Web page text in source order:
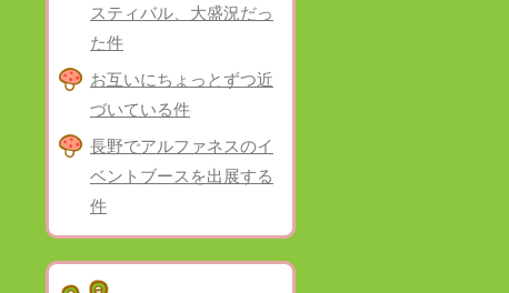
スティバル、大盛況だっ
た件
お互いにちょっとずつ近
づいている件
長野でアルファネスのイ
ベントブースを出展する
件